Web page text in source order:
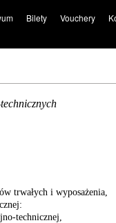
Bilety Vouchery
trwałych i wyposażenia,
technicznej,